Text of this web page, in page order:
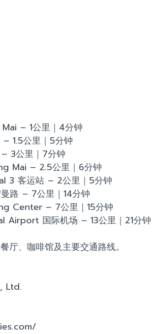
– 1公里｜4分钟
1.5公里｜5分钟
3公里｜7分钟
Mai – 2.5公里｜6分钟
3 客运站 – 2公里｜5分钟
路 – 7公里｜14分钟
Center – 7公里｜15分钟
Airport 国际机场 – 13公里｜21分钟
厅、咖啡馆及主要交通路线。
Ltd.